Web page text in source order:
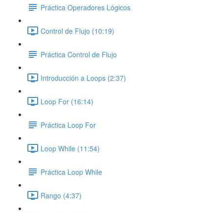
Práctica Operadores Lógicos
Control de Flujo (10:19)
Práctica Control de Flujo
Introducción a Loops (2:37)
Loop For (16:14)
Práctica Loop For
Loop While (11:54)
Práctica Loop While
Rango (4:37)